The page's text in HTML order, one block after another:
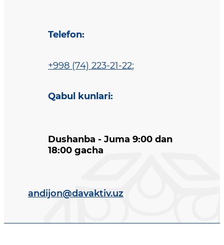
Telefon:
+998 (74) 223-21-22;
Qabul kunlari:
Dushanba - Juma 9:00 dan
18:00 gacha
andijon@davaktiv.uz